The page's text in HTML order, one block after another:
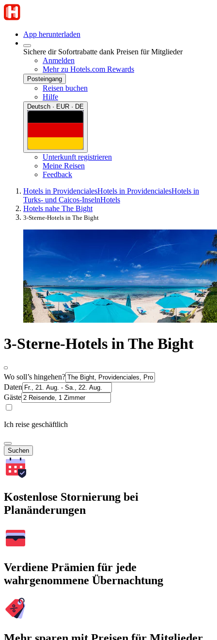
App herunterladen
Sichere dir Sofortrabatte dank Preisen für Mitglieder
Anmelden
Mehr zu Hotels.com Rewards
Posteingang
Reisen buchen
Hilfe
Deutsch · EUR · DE
Unterkunft registrieren
Meine Reisen
Feedback
Hotels in ProvidencialesHotels in ProvidencialesHotels in
Turks- und Caicos-InselnHotels
Hotels nahe The Bight
3-Sterne-Hotels in The Bight
3-Sterne-Hotels in The Bight
Wo soll’s hingehen?
Daten
Gäste
Ich reise geschäftlich
Suchen
Kostenlose Stornierung bei
Planänderungen
Verdiene Prämien für jede
wahrgenommene Übernachtung